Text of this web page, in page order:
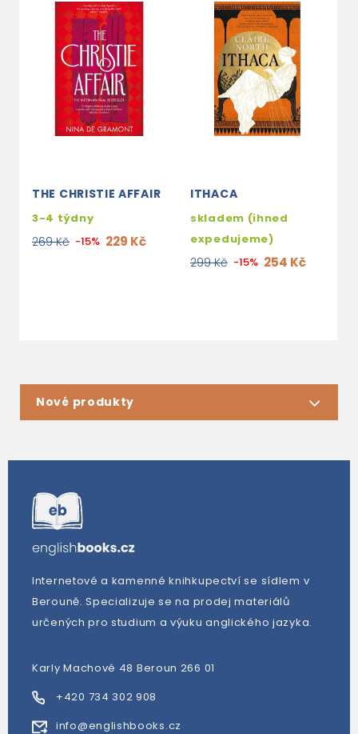
THE CHRISTIE AFFAIR
3-4 týdny
269 Kč -15% 229 Kč
ITHACA
skladem (ihned
expedujeme)
299 Kč -15% 254 Kč
Nové produkty
Internetové a kamenné knihkupectví se sídlem v
Berouně. Specializuje se na prodej materiálů
určených pro studium a výuku anglického jazyka.
Karly Machové 48 Beroun 266 01
+420 734 302 908
info@englishbooks.cz